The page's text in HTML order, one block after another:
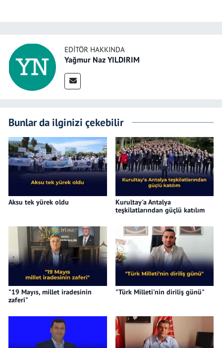
EDITÖR HAKKINDA
Yağmur Naz YILDIRIM
Bunlar da ilginizi çekebilir
Aksu tek yürek oldu
Kurultay'a Antalya
teşkilatlarından güçlü katılım
"19 Mayıs, millet iradesinin
zaferi"
"Türk Milleti'nin diriliş günü"